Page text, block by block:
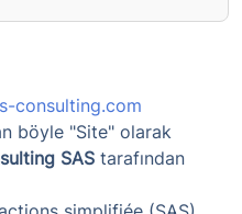
consulting.com
böyle "Site" olarak
SAS tarafından